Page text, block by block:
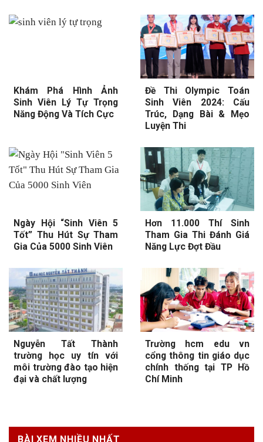
Khám Phá Hình Ảnh
Sinh Viên Lý Tự Trọng
Năng Động Và Tích Cực
Đề Thi Olympic Toán
Sinh Viên 2024: Cấu
Trúc, Dạng Bài & Mẹo
Luyện Thi
Ngày Hội “Sinh Viên 5
Tốt” Thu Hút Sự Tham
Gia Của 5000 Sinh Viên
Hơn 11.000 Thí Sinh
Tham Gia Thi Đánh Giá
Năng Lực Đợt Đầu
Nguyễn Tất Thành
trường học uy tín với
môi trường đào tạo hiện
đại và chất lượng
Trường hcm edu vn
cổng thông tin giáo dục
chính thống tại TP Hồ
Chí Minh
BÀI XEM NHIỀU NHẤT